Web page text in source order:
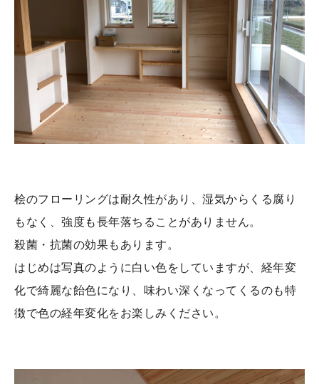
桧のフローリングは耐久性があり、湿気からくる腐り
もなく、強度も長年落ちることがありません。
殺菌・抗菌の効果もあります。
はじめは写真のように白い色をしていますが、経年変
化で綺麗な飴色になり、味わい深くなってくるのも特
徴で色の経年変化をお楽しみください。